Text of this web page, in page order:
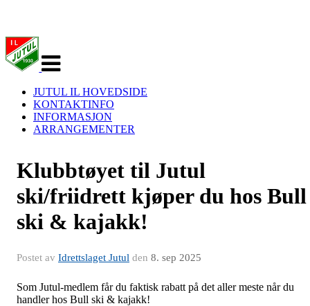
navigasjon
JUTUL IL HOVEDSIDE
KONTAKTINFO
INFORMASJON
ARRANGEMENTER
Klubbtøyet til Jutul
ski/friidrett kjøper du hos Bull
ski & kajakk!
Postet av Idrettslaget Jutul den 8. sep 2025
Som Jutul-medlem får du faktisk rabatt på det aller meste når du
handler hos Bull ski & kajakk!